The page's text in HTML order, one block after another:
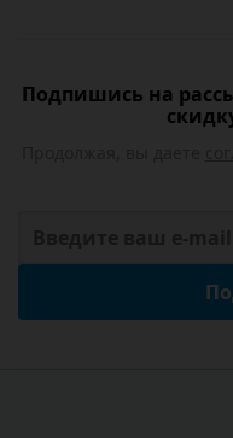
Подпишись на